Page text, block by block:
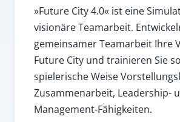
»Future City 4.0« ist eine
visionäre Teamarbeit.
gemeinsamer Teamarbeit Ihre
Future City und trainieren Sie
spielerische Weise
Zusammenarbeit, Leadership-
Management-Fähigkeiten.